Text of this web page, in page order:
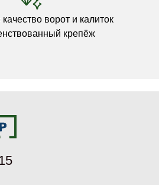
ворот и калиток
крепёж